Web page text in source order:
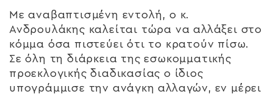
Με αναβαπτισμένη εντολή, ο κ.
Ανδρουλάκης καλείται τώρα να αλλάξει στο
κόμμα όσα πιστεύει ότι το κρατούν πίσω.
Σε όλη τη διάρκεια της εσωκομματικής
προεκλογικής διαδικασίας ο ίδιος
υπογράμμισε την ανάγκη αλλαγών, εν μέρει